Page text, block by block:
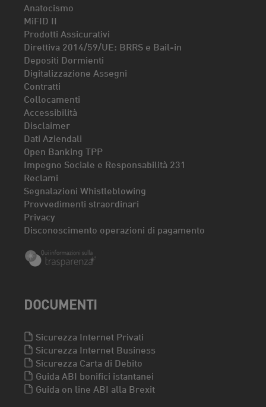
Anatocismo
MiFID II
Prodotti Assicurativi
Direttiva 2014/59/UE: BRRS e Bail-in
Depositi Dormienti
Digitalizzazione Assegni
Contratti
Collocamenti
Accessibilità
Disclaimer
Dati Aziendali
Open Banking TPP
Impegno Sociale e Responsabilità 231
Reclami
Segnalazioni Whistleblowing
Provvedimenti straordinari
Privacy
Disconoscimento operazioni di pagamento
DOCUMENTI
Sicurezza Internet Privati
Sicurezza Internet Business
Sicurezza Carta di Debito
Guida ABI bonifici istantanei
Guida on line ABI alla Brexit